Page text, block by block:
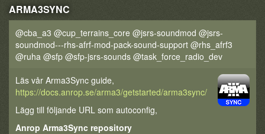
ARMA3SYNC
@cba_a3 @cup_terrains_core @jsrs-soundmod @jsrs-
soundmod---rhs-afrf-mod-pack-sound-support @rhs_afrf3
@ruha @sfp @sfp-jsrs-sounds @task_force_radio_dev
Läs vår Arma3Sync guide,
https://docs.anrop.se/arma3/getstarted/arma3sync/
Lägg till följande URL som autoconfig,
Anrop Arma3Sync repository